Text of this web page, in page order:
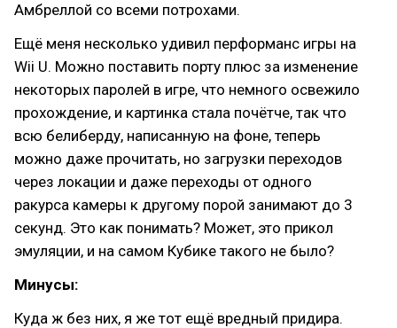
Амбреллой со всеми потрохами.
Ещё меня несколько удивил перформанс игры на
Wii U. Можно поставить порту плюс за изменение
некоторых паролей в игре, что немного освежило
прохождение, и картинка стала почётче, так что
всю белиберду, написанную на фоне, теперь
можно даже прочитать, но загрузки переходов
через локации и даже переходы от одного
ракурса камеры к другому порой занимают до 3
секунд. Это как понимать? Может, это прикол
эмуляции, и на самом Кубике такого не было?
Минусы:
Куда ж без них, я же тот ещё вредный придира.